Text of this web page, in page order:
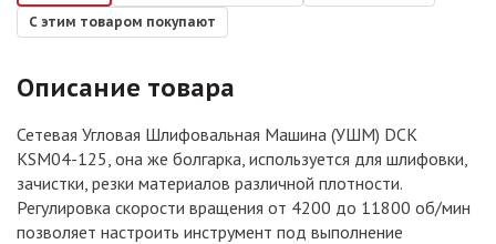
С этим товаром покупают
Описание товара
Сетевая Угловая Шлифовальная Машина (УШМ) DCK
KSM04-125, она же болгарка, используется для шлифовки,
зачистки, резки материалов различной плотности.
Регулировка скорости вращения от 4200 до 11800 об/мин
позволяет настроить инструмент под выполнение